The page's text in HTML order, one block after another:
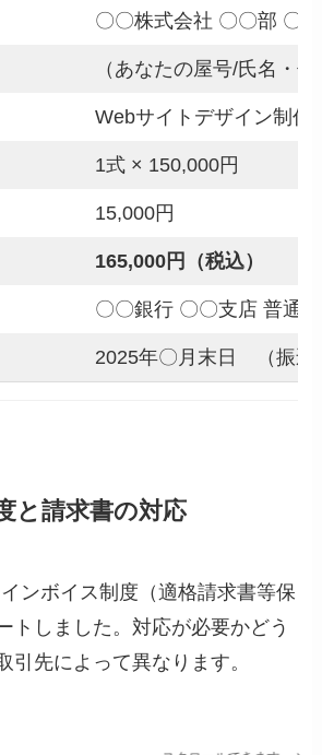
〇〇株式会社 〇〇部 〇
（あなたの屋号/氏名・
Webサイトデザイン制作
1式 × 150,000円
15,000円
165,000円（税込）
〇〇銀行 〇〇支店 普通
2025年〇月末日 （振込
と請求書の対応
ンボイス制度（適格請求書等保
トしました。対応が必要かどう
引先によって異なります。